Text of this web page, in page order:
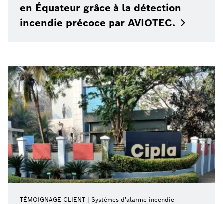
en Équateur grâce à la détection
incendie précoce par AVIOTEC.
TÉMOIGNAGE CLIENT Systèmes d'alarme incendie